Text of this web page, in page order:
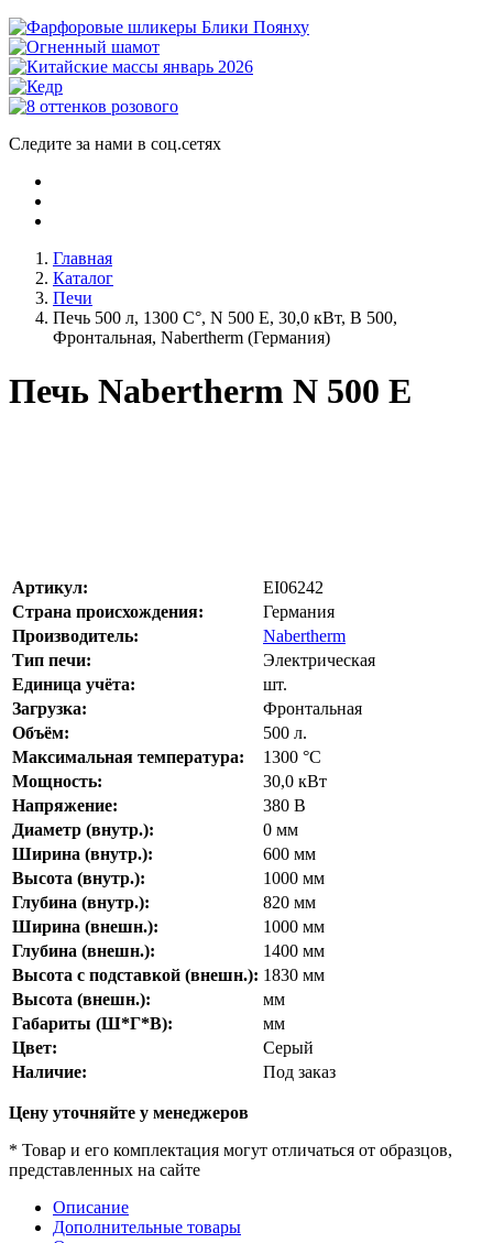
Следите за нами в соц.сетях
Главная
Каталог
Печи
Печь 500 л, 1300 С°, N 500 E, 30,0 кВт, B 500,
Фронтальная, Nabertherm (Германия)
Печь Nabertherm N 500 E
Артикул:
EI06242
Страна происхождения:
Германия
Производитель:
Nabertherm
Тип печи:
Электрическая
Единица учёта:
шт.
Загрузка:
Фронтальная
Объём:
500 л.
Максимальная температура:
1300 °С
Мощность:
30,0 кВт
Напряжение:
380 В
Диаметр (внутр.):
0 мм
Ширина (внутр.):
600 мм
Высота (внутр.):
1000 мм
Глубина (внутр.):
820 мм
Ширина (внешн.):
1000 мм
Глубина (внешн.):
1400 мм
Высота с подставкой (внешн.): 1830 мм
Высота (внешн.):
мм
Габариты (Ш*Г*В):
мм
Цвет:
Серый
Наличие:
Под заказ
Цену уточняйте у менеджеров
* Товар и его комплектация могут отличаться от образцов,
представленных на сайте
Описание
Дополнительные товары